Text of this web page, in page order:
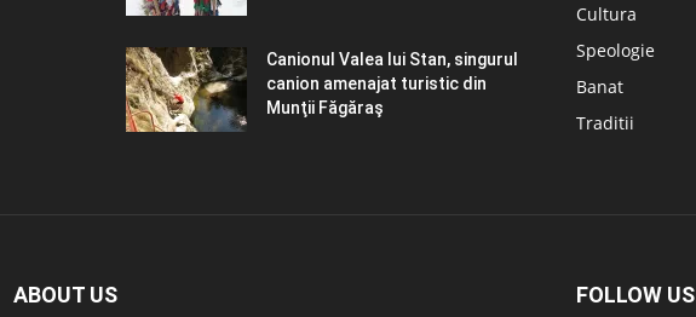
Canionul Valea lui Stan, singurul
canion amenajat turistic din
Munţii Făgăraş
Cultura
Speologie
Banat
Traditii
ABOUT US FOLLOW US